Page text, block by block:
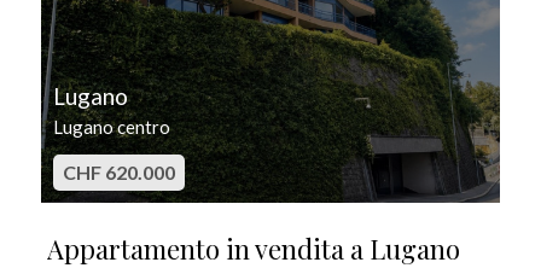
Lugano
Lugano centro
CHF 620.000
Appartamento in vendita a Lugano